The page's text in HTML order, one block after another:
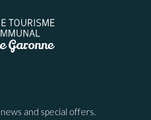
and special offers.